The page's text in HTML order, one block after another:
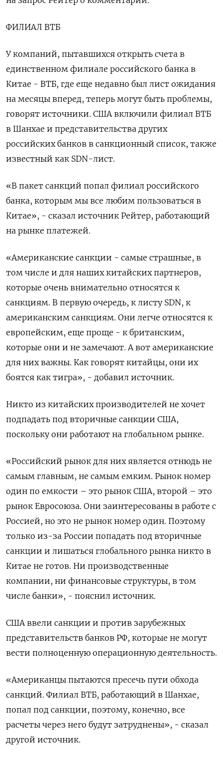
ФИЛИАЛ ВТБ
У компаний, пытавшихся открыть счета в
единственном филиале российского банка в
Китае - ВТБ, где еще недавно был лист ожидания
на месяцы вперед, теперь могут быть проблемы,
говорят источники. США включили филиал ВТБ
в Шанхае и представительства других
российских банков в санкционный список, также
известный как SDN-лист.
«В пакет санкций попал филиал российского
банка, которым мы все любим пользоваться в
Китае», - сказал источник Рейтер, работающий
на рынке платежей.
«Американские санкции - самые страшные, в
том числе и для наших китайских партнеров,
которые очень внимательно относятся к
санкциям. В первую очередь, к листу SDN, к
американским санкциям. Они легче относятся к
европейским, еще проще - к британским,
которые они и не замечают. А вот американские
для них важны. Как говорят китайцы, они их
боятся как тигра», - добавил источник.
Никто из китайских производителей не хочет
подпадать под вторичные санкции США,
поскольку они работают на глобальном рынке.
«Российский рынок для них является отнюдь не
самым главным, не самым емким. Рынок номер
один по емкости – это рынок США, второй – это
рынок Евросоюза. Они заинтересованы в работе с
Россией, но это не рынок номер один. Поэтому
только из-за России попадать под вторичные
санкции и лишаться глобального рынка никто в
Китае не готов. Ни производственные
компании, ни финансовые структуры, в том
числе банки», - пояснил источник.
США ввели санкции и против зарубежных
представительств банков РФ, которые не могут
вести полноценную операционную деятельность.
«Американцы пытаются пресечь пути обхода
санкций. Филиал ВТБ, работающий в Шанхае,
попал под санкции, поэтому, конечно, все
расчеты через него будут затруднены», - сказал
другой источник.